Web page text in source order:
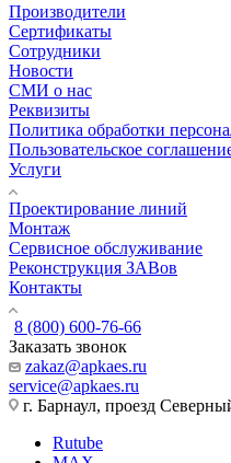
Производители
Сертификаты
Сотрудники
Новости
СМИ о нас
Реквизиты
Политика обработки
Пользовательское
Услуги
Проектирование линий
Монтаж
Сервисное обслуживание
Реконструкция ЗАВов
Контакты
8 (800) 600-76-66
Заказать звонок
zakaz@apkaes.ru
service@apkaes.ru
г. Барнаул, проезд
Rutube